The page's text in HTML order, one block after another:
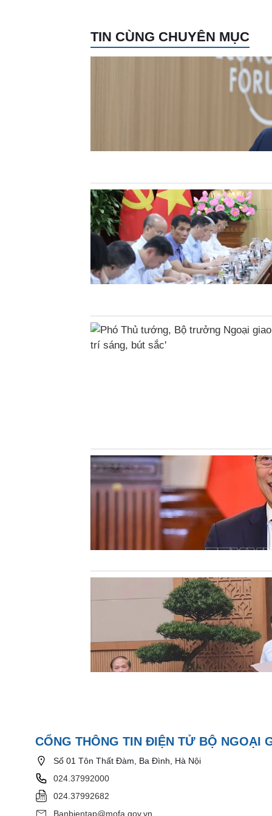
TIN CÙNG CHUYÊN MỤC
CỔNG THÔNG TIN ĐIỆN TỬ BỘ NGOẠI
Số 01 Tôn Thất Đàm, Ba Đình, Hà Nội
024.37992000
024.37992682
Banbientap@mofa.gov.vn